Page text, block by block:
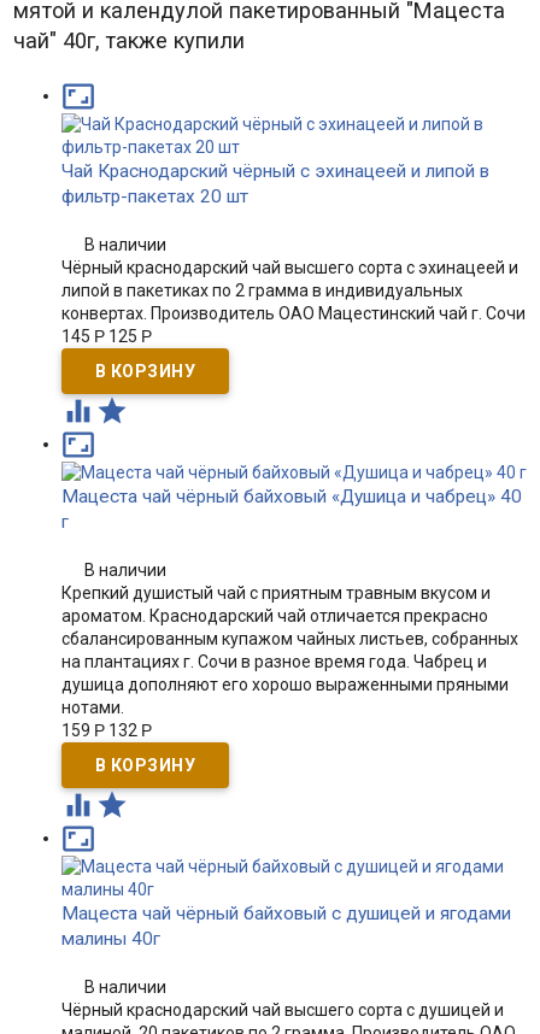
мятой и календулой пакетированный "Мацеста
чай" 40г, также купили

Чай Краснодарский чёрный с эхинацеей и липой в
фильтр-пакетах 20 шт
В наличии
Чёрный краснодарский чай высшего сорта с эхинацеей и
липой в пакетиках по 2 грамма в индивидуальных
конвертах. Производитель ОАО Мацестинский чай г. Сочи
145 Р 125 Р
 

Мацеста чай чёрный байховый «Душица и чабрец» 40
г
В наличии
Крепкий душистый чай с приятным травным вкусом и
ароматом. Краснодарский чай отличается прекрасно
сбалансированным купажом чайных листьев, собранных
на плантациях г. Сочи в разное время года. Чабрец и
душица дополняют его хорошо выраженными пряными
нотами.
159 Р 132 Р
 

Мацеста чай чёрный байховый с душицей и ягодами
малины 40г
В наличии
Чёрный краснодарский чай высшего сорта с душицей и